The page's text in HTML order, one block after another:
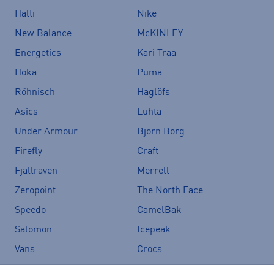
Halti
Nike
New Balance
McKINLEY
Energetics
Kari Traa
Hoka
Puma
Röhnisch
Haglöfs
Asics
Luhta
Under Armour
Björn Borg
Firefly
Craft
Fjällräven
Merrell
Zeropoint
The North Face
Speedo
CamelBak
Salomon
Icepeak
Vans
Crocs